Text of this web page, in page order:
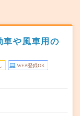
車や風車用の
WEB登録OK